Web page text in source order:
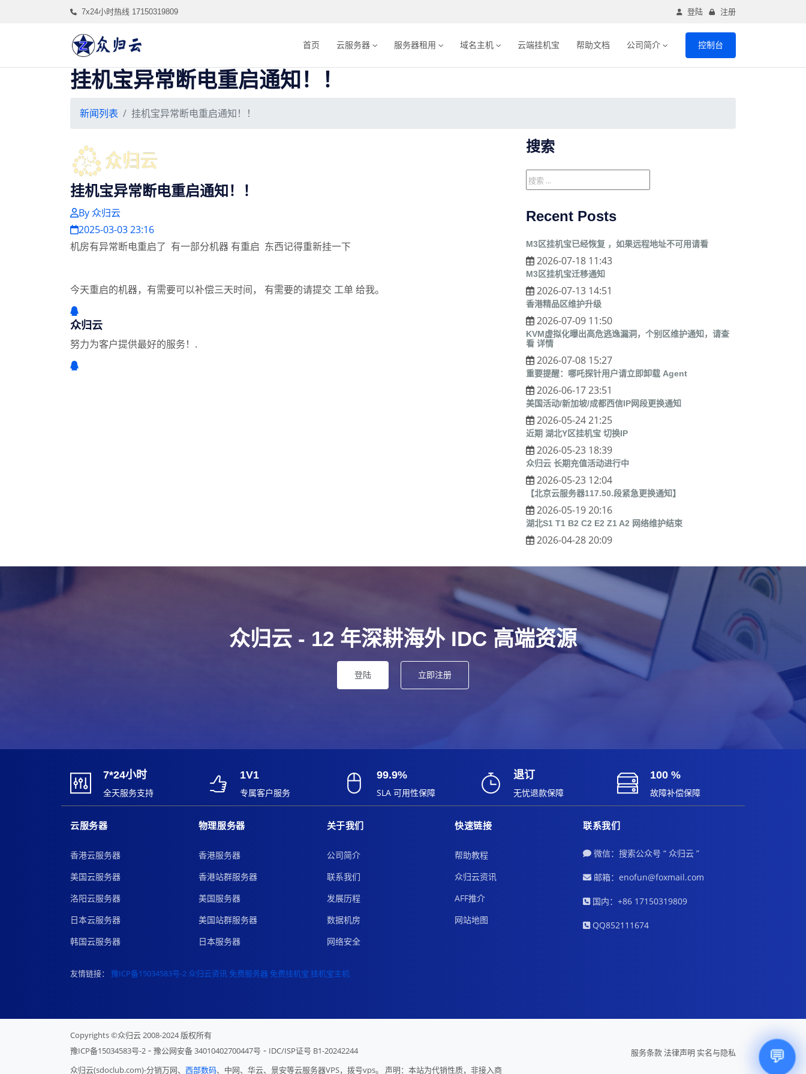
7x24小时热线 17150319809 登陆 注册
首页 云服务器 服务器租用 域名主机 云端挂机宝 帮助文档 公司简介 控制台
挂机宝异常断电重启通知！！
新闻列表 挂机宝异常断电重启通知！！
挂机宝异常断电重启通知！！
By 众归云
2025-03-03 23:16
机房有异常断电重启了 有一部分机器 有重启 东西记得重新挂一下
今天重启的机器，有需要可以补偿三天时间， 有需要的请提交 工单 给我。
众归云
努力为客户提供最好的服务！.
搜索
Recent Posts
M3区挂机宝已经恢复 ，如果远程地址不可用请看
2026-07-18 11:43
M3区挂机宝迁移通知
2026-07-13 14:51
香港精品区维护升级
2026-07-09 11:50
KVM虚拟化曝出高危逃逸漏洞，个别区维护通知，请查
看 详情
2026-07-08 15:27
重要提醒：哪吒探针用户请立即卸载 Agent
2026-06-17 23:51
美国活动/新加坡/成都西信IP网段更换通知
2026-05-24 21:25
近期 湖北Y区挂机宝 切换IP
2026-05-23 18:39
众归云 长期充值活动进行中
2026-05-23 12:04
【北京云服务器117.50.段紧急更换通知】
2026-05-19 20:16
湖北S1 T1 B2 C2 E2 Z1 A2 网络维护结束
2026-04-28 20:09
众归云 - 12 年深耕海外 IDC 高端资源
登陆 立即注册
7*24小时
全天服务支持
1V1
专属客户服务
99.9%
SLA 可用性保障
退订
无忧退款保障
100 %
故障补偿保障
云服务器
香港云服务器
美国云服务器
洛阳云服务器
日本云服务器
韩国云服务器
物理服务器
香港服务器
香港站群服务器
美国服务器
美国站群服务器
日本服务器
关于我们
公司简介
联系我们
发展历程
数据机房
网络安全
快速链接
帮助教程
众归云资讯
AFF推介
网站地图
联系我们
微信：搜索公众号 “ 众归云 ”
邮箱：enofun@foxmail.com
国内：+86 17150319809
QQ852111674
友情链接： 豫ICP备15034583号-2 众归云资讯 免费服务器 免费挂机宝 挂机宝主机
Copyrights ©众归云 2008-2024 版权所有
豫ICP备15034583号-2 - 豫公网安备 34010402700447号 - IDC/ISP证号 B1-20242244
众归云(sdoclub.com)-分销万网、 西部数码、中网、华云、景安等云服务器VPS，拨号vps。 声明：本站为代销性质，非接入商
服务条款法律声明 实名与隐私 💬